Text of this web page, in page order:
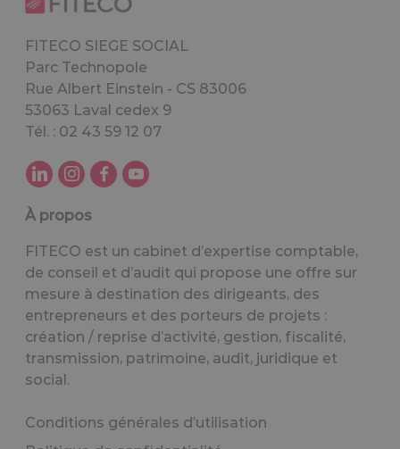
FITECO SIEGE SOCIAL
Parc Technopole
Rue Albert Einstein - CS 83006
53063 Laval cedex 9
Tél. : 02 43 59 12 07
À propos
FITECO est un cabinet d’expertise comptable,
de conseil et d’audit qui propose une offre sur
mesure à destination des dirigeants, des
entrepreneurs et des porteurs de projets :
création / reprise d’activité, gestion, fiscalité,
transmission, patrimoine, audit, juridique et
social.
Conditions générales d’utilisation